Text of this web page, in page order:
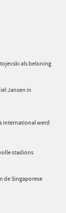
als beloning
Jansen in
international werd
stadions
de Singaporese